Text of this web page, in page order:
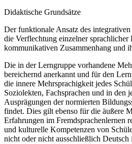
Didaktische Grundsätze
Der funktionale Ansatz des
die Verflechtung einzelner sprachlicher
kommunikativen Zusammenhang und
Die in der Lerngruppe vorhandene
bereichernd anerkannt und für den
die innere Mehrsprachigkeit jedes
Soziolekten, Fachsprachen und in den
Ausprägungen der normierten
findet. Dies gilt ebenso für die äußere
Erfahrungen im Fremdsprachenlernen
und kulturelle Kompetenzen von
nicht oder nicht ausschließlich Deutsch